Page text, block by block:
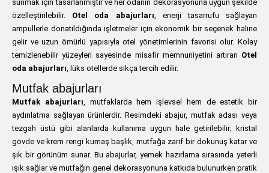
sunmak için tasarlanmıştır ve her odanın dekorasyonuna uygun şekilde
özelleştirilebilir. Otel oda abajurları, enerji tasarrufu sağlayan
ampullerle donatıldığında işletmeler için ekonomik bir seçenek haline
gelir ve uzun ömürlü yapısıyla otel yönetimlerinin favorisi olur. Kolay
temizlenebilir yüzeyleri sayesinde misafir memnuniyetini artıran Otel
oda abajurları, lüks otellerde sıkça tercih edilir.
Mutfak abajurları
Mutfak abajurları, mutfaklarda hem işlevsel hem de estetik bir
aydınlatma sağlayan ürünlerdir. Resimdeki abajur, mutfak adası veya
tezgah üstü gibi alanlarda kullanıma uygun hale getirilebilir; kristal
gövde ve krem rengi kumaş başlık, mutfağa zarif bir dokunuş katar ve
şık bir görünüm sunar. Bu abajurlar, yemek hazırlama sırasında yeterli
ışık sağlar ve mutfağın genel dekorasyonuna katkıda bulunurken pratik